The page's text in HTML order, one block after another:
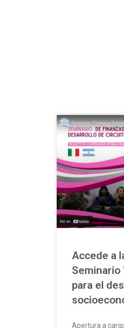
Accede a
Seminario
para el
Apertura a